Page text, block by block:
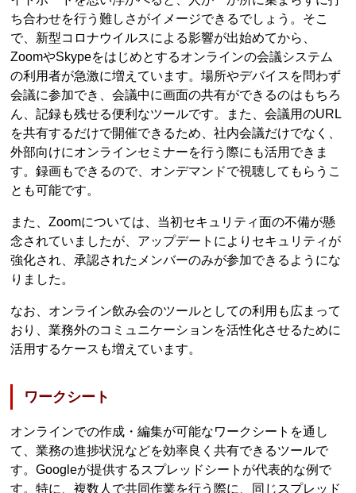
ち合わせを行う難しさがイメージできるでしょう。そこ
で、新型コロナウイルスによる影響が出始めてから、
ZoomやSkypeをはじめとするオンラインの会議システム
の利用者が急激に増えています。場所やデバイスを問わず
会議に参加でき、会議中に画面の共有ができるのはもちろ
ん、記録も残せる便利なツールです。また、会議用のURL
を共有するだけで開催できるため、社内会議だけでなく、
外部向けにオンラインセミナーを行う際にも活用できま
す。録画もできるので、オンデマンドで視聴してもらうこ
とも可能です。
また、Zoomについては、当初セキュリティ面の不備が懸
念されていましたが、アップデートによりセキュリティが
強化され、承認されたメンバーのみが参加できるようにな
りました。
なお、オンライン飲み会のツールとしての利用も広まって
おり、業務外のコミュニケーションを活性化させるために
活用するケースも増えています。
ワークシート
オンラインでの作成・編集が可能なワークシートを通し
て、業務の進捗状況などを効率良く共有できるツールで
す。Googleが提供するスプレッドシートが代表的な例で
す。特に、複数人で共同作業を行う際に、同じスプレッド